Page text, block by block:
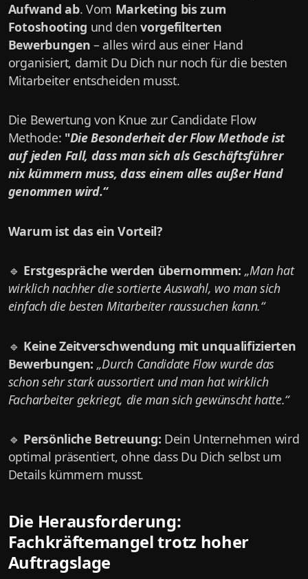
Aufwand ab. Vom Marketing bis zum
Fotoshooting und denvorgefilterten
Bewerbungen – alles wird aus einer Hand
organisiert, damit Du Dich nur noch für die besten
Mitarbeiter entscheiden musst.
Die Bewertung von Knue zur Candidate Flow
Methode: "Die Besonderheit der Flow Methode ist
auf jeden Fall, dass man sich als Geschäftsführer
nix kümmern muss, dass einem alles außer Hand
genommen wird.“
Warum ist das ein Vorteil?
🔹 Erstgespräche werden übernommen: „Man hat
wirklich nachher die sortierte Auswahl, wo man sich
einfach die besten Mitarbeiter raussuchen kann.“
🔹 Keine Zeitverschwendung mit unqualifizierten
Bewerbungen: „Durch Candidate Flow wurde das
schon sehr stark aussortiert und man hat wirklich
Facharbeiter gekriegt, die man sich gewünscht hatte.“
🔹 Persönliche Betreuung: Dein Unternehmen wird
optimal präsentiert, ohne dass Du Dich selbst um
Details kümmern musst.
Die Herausforderung:
Fachkräftemangel trotz hoher
Auftragslage